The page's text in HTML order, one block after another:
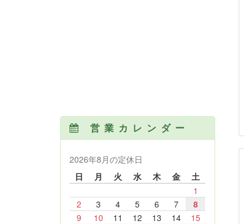
営業カレンダー
2026年8月の定休日
日
月 火 水 木 金
土
1
2
3 4 5 6 7
8
9
10 11 12 13 14
15